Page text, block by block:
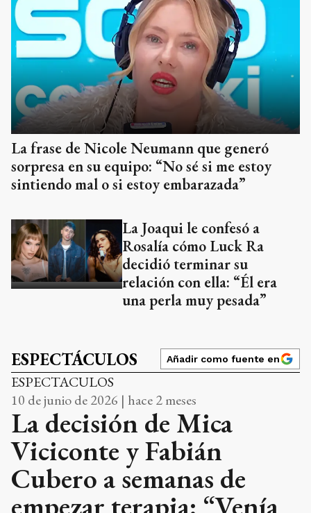
La frase de Nicole Neumann que generó
sorpresa en su equipo: “No sé si me estoy
sintiendo mal o si estoy embarazada”
La Joaqui le confesó a
Rosalía cómo Luck Ra
decidió terminar su
relación con ella: “Él era
una perla muy pesada”
ESPECTÁCULOS Añadir como fuente en
ESPECTACULOS
10 de junio de 2026 | hace 2 meses
La decisión de Mica
Viciconte y Fabián
Cubero a semanas de